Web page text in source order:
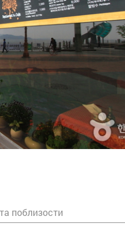
поблизости